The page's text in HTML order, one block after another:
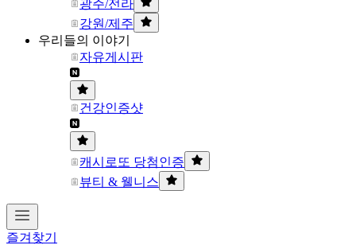
광주/전라
강원/제주
우리들의 이야기
자유게시판
건강인증샷
캐시로또 당첨인증
뷰티 & 웰니스
즐겨찾기